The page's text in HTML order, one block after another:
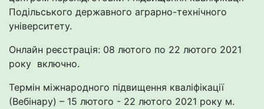
Подільського державного аграрно-технічного
університету.
Онлайн реєстрація: 08 лютого по 22 лютого 2021
року включно.
Термін міжнародного підвищення кваліфікації
(Вебінару) – 15 лютого - 22 лютого 2021 року м.